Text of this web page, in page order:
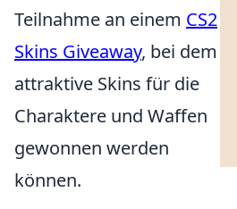
Teilnahme an einem CS2
Skins Giveaway, bei dem
attraktive Skins für die
Charaktere und Waffen
gewonnen werden
können.